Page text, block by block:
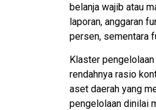
belanja wajib atau
laporan, anggaran
persen, sementara
Klaster
rendahnya rasio
aset daerah yang
pengelolaan dinilai